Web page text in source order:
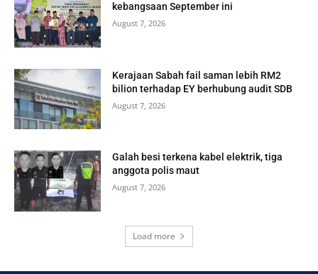
kebangsaan September ini
August 7, 2026
Kerajaan Sabah fail saman lebih RM2
bilion terhadap EY berhubung audit SDB
August 7, 2026
Galah besi terkena kabel elektrik, tiga
anggota polis maut
August 7, 2026
Load more